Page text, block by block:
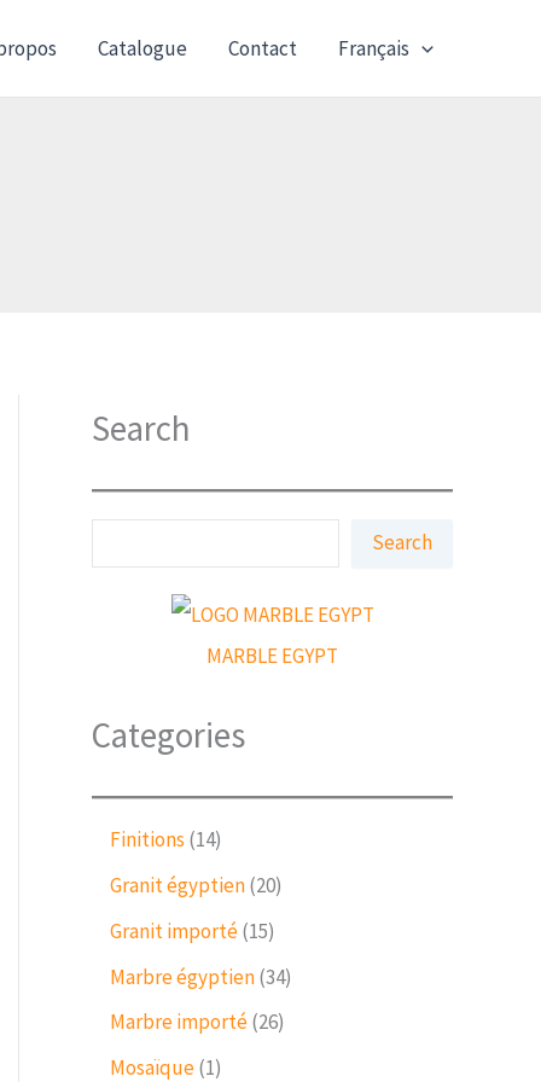
Catalogue Contact Français
Search
Search
MARBLE EGYPT
Categories
Finitions 141
p
r
d
u
Granit égyptien 202
r
d
Granit importé 151
p
r
Marbre égyptien 343
Marbre importé 262
Mosaïque 11